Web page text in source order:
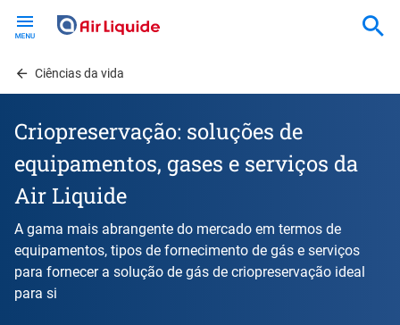
contentCiências da vida
Criopreservação: soluções de
equipamentos, gases e serviços da
Air Liquide
A gama mais abrangente do mercado em termos de
equipamentos, tipos de fornecimento de gás e serviços
para fornecer a solução de gás de criopreservação ideal
para si